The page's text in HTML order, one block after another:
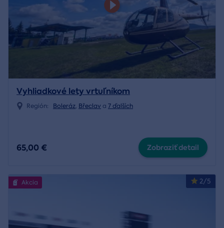
Vyhliadkové lety vrtuľníkom
Región: Boleráz, Břeclav a 7 ďalších
65,00 € Zobraziť detail
2/5
Akcia